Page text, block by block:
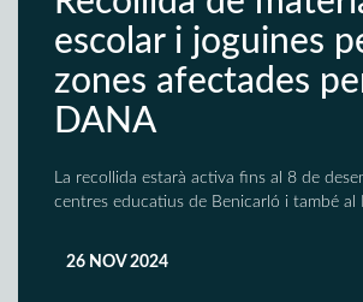
escolar i joguines
zones afectades
DANA
La recollida estarà activa fins al 8 de
centres educatius de Benicarló i també al
26 NOV 2024